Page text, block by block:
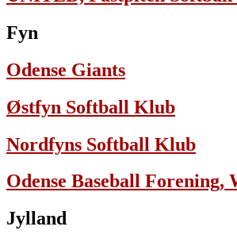
Fyn
Odense Giants
Østfyn Softball Klub
Nordfyns Softball Klub
Odense Baseball Forening,
Jylland